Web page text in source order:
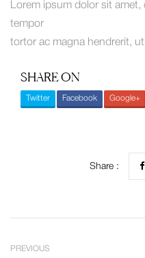
Lorem ipsum dolor sit
tempor
tortor ac magna hendrerit,
SHARE ON
Twitter Facebook Google+
Share :
PREVIOUS